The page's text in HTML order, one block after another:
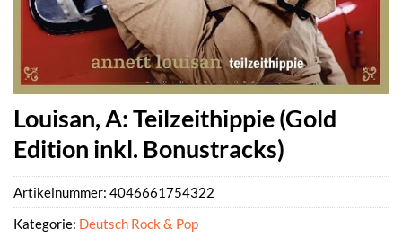
Louisan, A: Teilzeithippie (Gold
Edition inkl. Bonustracks)
Artikelnummer: 4046661754322
Kategorie: Deutsch Rock & Pop